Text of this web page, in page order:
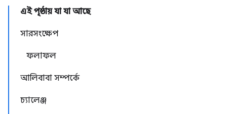
এই পৃষ্ঠায় যা যা আছে
সারসংক্ষেপ
ফলাফল
আলিবাবা সম্পর্কে
চ্যালেঞ্জ